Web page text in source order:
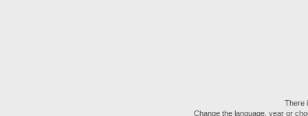
There
Change the language, year or